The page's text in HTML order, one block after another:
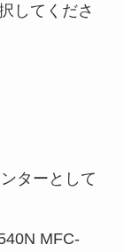
してくださ
ターとして
MFC-